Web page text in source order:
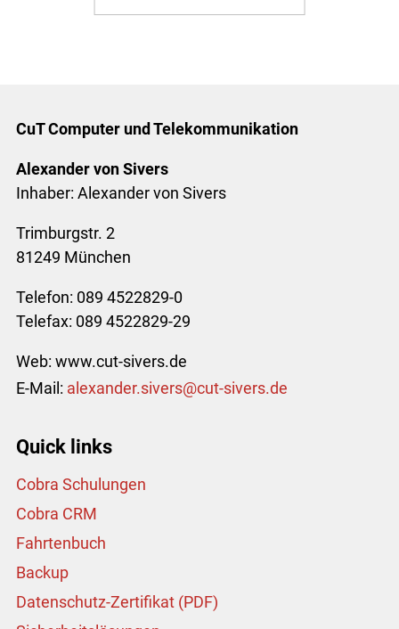
CuT Computer und Telekommunikation
Alexander von Sivers
Inhaber: Alexander von Sivers
Trimburgstr. 2
81249 München
Telefon: 089 4522829-0
Telefax: 089 4522829-29
Web: www.cut-sivers.de
E-Mail:
x nd r sv rs c t-sv rs d
Quick links
Cobra Schulungen
Cobra CRM
Fahrtenbuch
Backup
Datenschutz-Zertifikat (PDF)